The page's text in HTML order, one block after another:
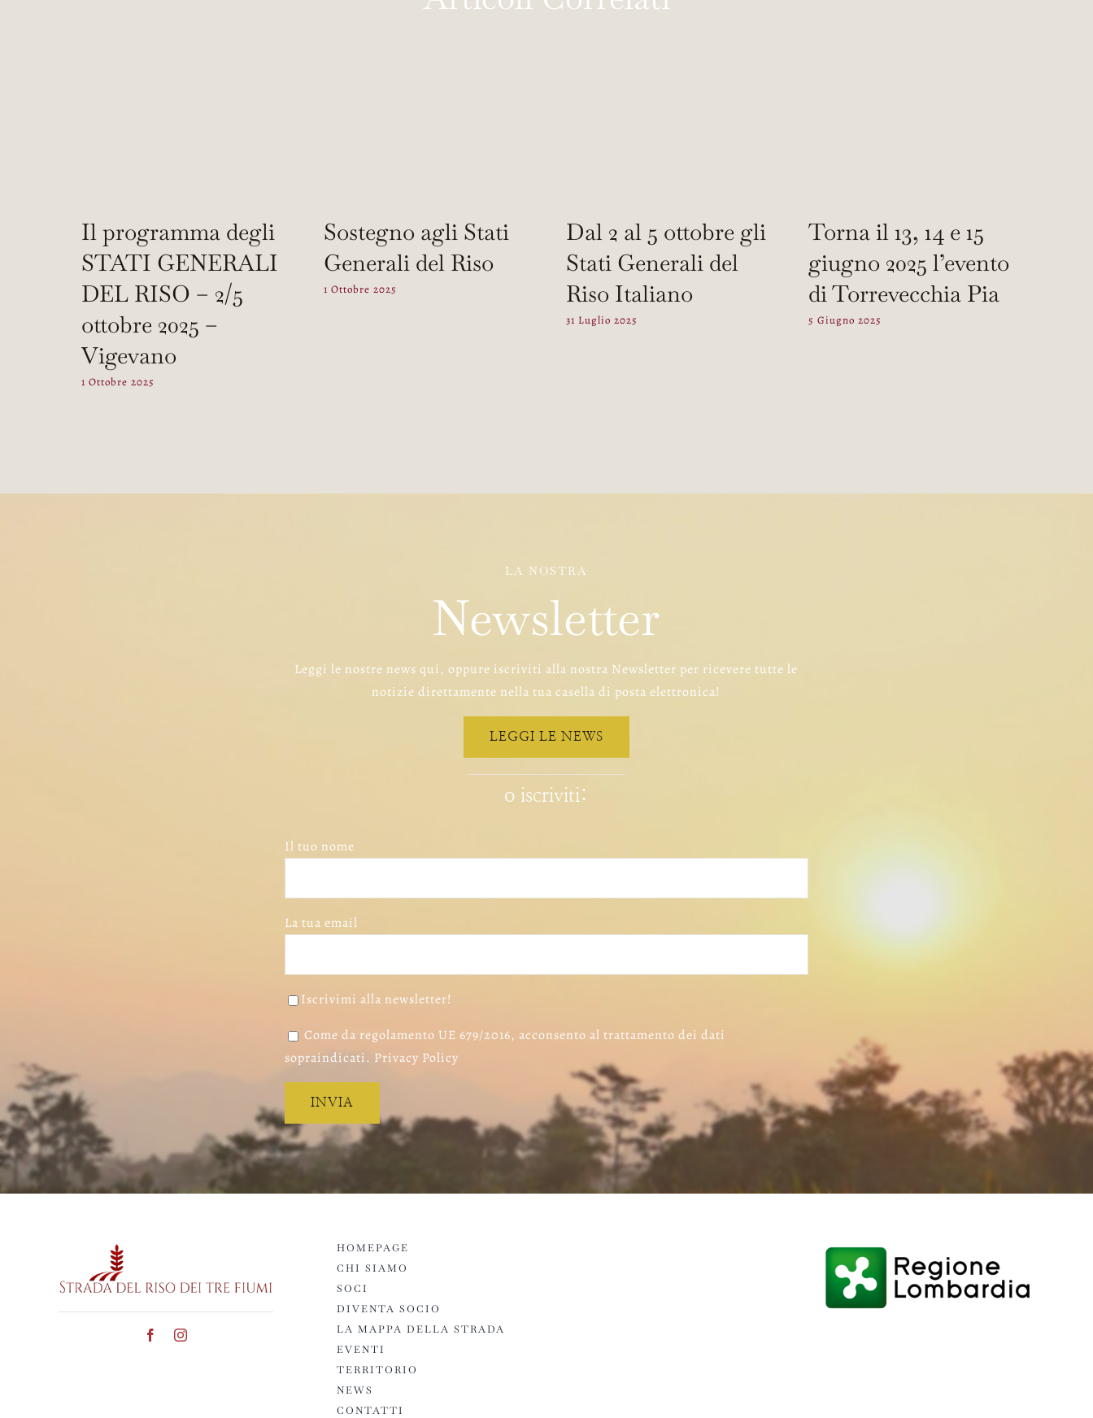
Il programma degli
STATI GENERALI
DEL RISO – 2/5
ottobre 2025 –
Vigevano
1 Ottobre 2025
Sostegno agli Stati
Generali del Riso
1 Ottobre 2025
Dal 2 al 5 ottobre gli
Stati Generali del
Riso Italiano
31 Luglio 2025
Torna il 13, 14 e 15
giugno 2025 l’evento
di Torrevecchia Pia
5 Giugno 2025
LA NOSTRA
Newsletter
Leggi le nostre news qui, oppure iscriviti alla nostra Newsletter per ricevere tutte le
notizie direttamente nella tua casella di posta elettronica!
LEGGI LE NEWS
o iscriviti:
Il tuo nome
La tua email
Iscrivimi alla newsletter!
Come da regolamento UE 679/2016, acconsento al trattamento dei dati
sopraindicati. Privacy Policy
HOMEPAGE
CHI SIAMO
SOCI
DIVENTA SOCIO
LA MAPPA DELLA STRADA
EVENTI
TERRITORIO
NEWS
CONTATTI